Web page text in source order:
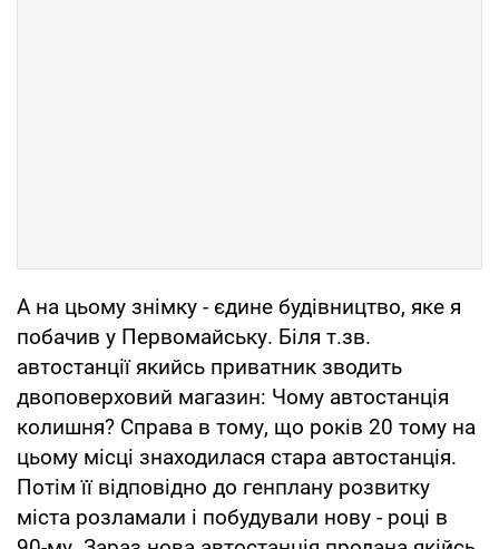
А на цьому знімку - єдине будівництво, яке я
побачив у Первомайську. Біля т.зв.
автостанції якийсь приватник зводить
двоповерховий магазин: Чому автостанція
колишня? Справа в тому, що років 20 тому на
цьому місці знаходилася стара автостанція.
Потім її відповідно до генплану розвитку
міста розламали і побудували нову - році в